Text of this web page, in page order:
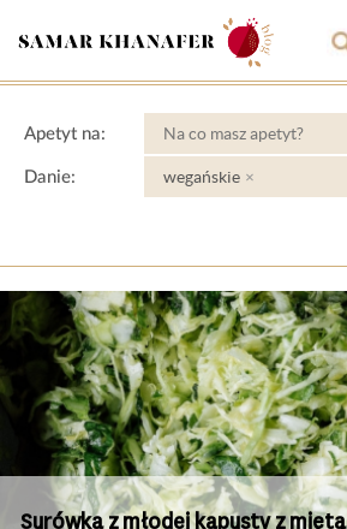
Przepisy
Kontakt
Sklep
Koszyk
PLN
Apetyt na:
Danie: ×
wegańskie
Surówka z młodej kapusty z miętą